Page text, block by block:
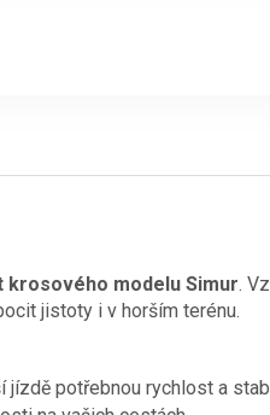
modelu Simur.
jistoty i v horším terénu.
jízdě potřebnou rychlost a